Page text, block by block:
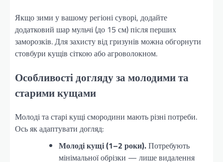
Якщо зими у вашому регіоні суворі, додайте
додатковий шар мульчі (до 15 см) після перших
заморозків. Для захисту від гризунів можна обгорнути
стовбури кущів сіткою або агроволокном.
Особливості догляду за молодими та
старими кущами
Молоді та старі кущі смородини мають різні потреби.
Ось як адаптувати догляд:
Молоді кущі (1–2 роки).Потребують
мінімальної обрізки — лише видалення